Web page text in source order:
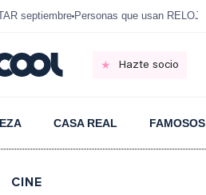
septiembre Personas que usan RELOJ
Hazte socio
CASA REAL FAMOSOS
CINE